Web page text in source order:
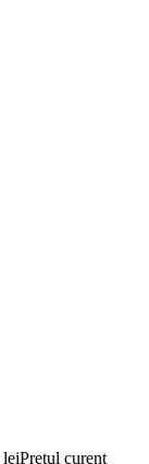
leiPrețul curent